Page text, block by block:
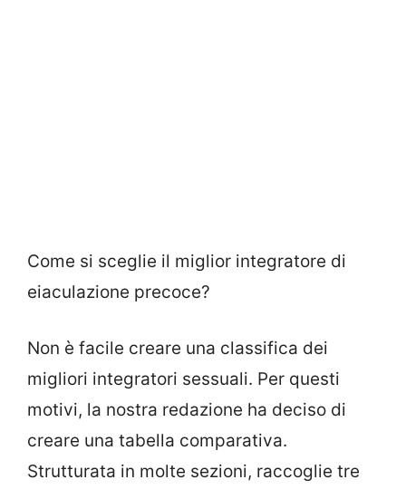
Come si sceglie il miglior integratore di
eiaculazione precoce?
Non è facile creare una classifica dei
migliori integratori sessuali. Per questi
motivi, la nostra redazione ha deciso di
creare una tabella comparativa.
Strutturata in molte sezioni, raccoglie tre